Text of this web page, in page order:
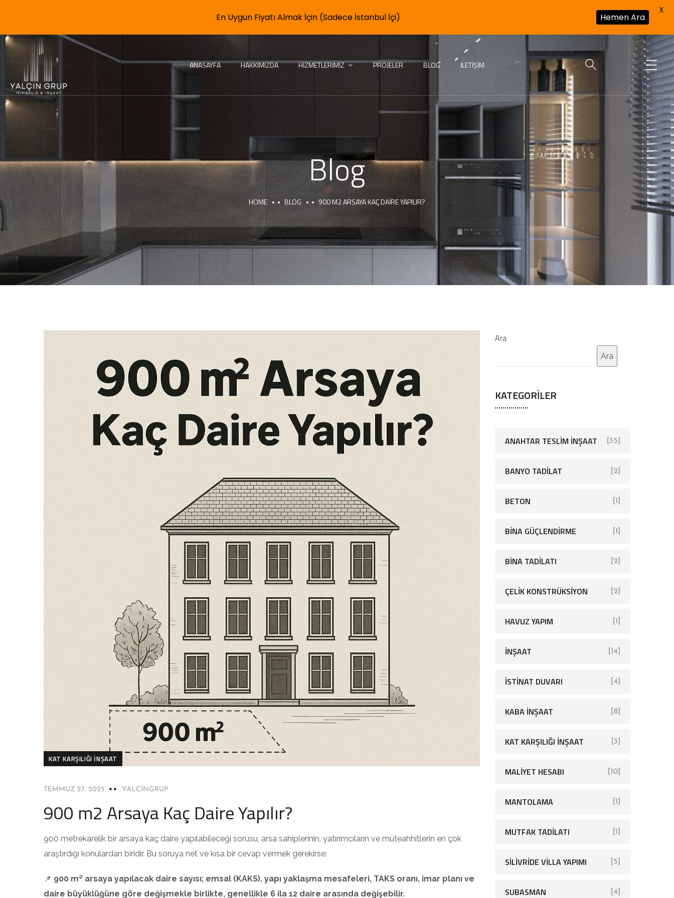
ANASAYFA HAKKIMIZDA HIZMETLERIMIZ PROJELER BLOG İLETIŞIM
Blog
HOME BLOG 900 M2 ARSAYA KAÇ DAIRE YAPILIR?
KAT KARŞILIĞI İNŞAAT
TEMMUZ 27, 2025 YALCINGRUP
900 m2 Arsaya Kaç Daire Yapılır?
900 metrekarelik bir arsaya kaç daire yapılabileceği sorusu, arsa sahiplerinin, yatırımcıların ve müteahhitlerin en çok
araştırdığı konulardan biridir. Bu soruya net ve kısa bir cevap vermek gerekirse:
📌 900 m² arsaya yapılacak daire sayısı; emsal (KAKS), yapı yaklaşma mesafeleri, TAKS oranı, imar planı ve
daire büyüklüğüne göre değişmekle birlikte, genellikle 6 ila 12 daire arasında değişebilir.
Ara
Ara
KATEGORILER
ANAHTAR TESLIM İNŞAAT [35]
BANYO TADILAT [2]
BETON [1]
BINA GÜÇLENDIRME [1]
BINA TADILATI [2]
ÇELIK KONSTRÜKSIYON [2]
HAVUZ YAPIM [1]
İNŞAAT [14]
İSTINAT DUVARI [4]
KABA İNŞAAT [8]
KAT KARŞILIĞI İNŞAAT [3]
MALIYET HESABI [10]
MANTOLAMA [1]
MUTFAK TADILATI [1]
SİLİVRİDE VİLLA YAPIMI [5]
SUBASMAN [4]
En Uygun Fiyatı Almak İçin (Sadece İstanbul İçi) Hemen Ara
X